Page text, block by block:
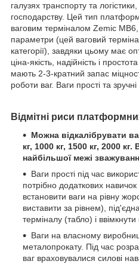
галузях транспорту та
господарству. Цей тип
ваговим терміналом Zemic
параметри (цей ваговий
категорії), завдяки цьому має
ціна-якість, надійність і
мають 2-3-кратний запас
роботи ваг. Ваги прості та зручні
Відмітні риси
Можна відкалібрувати
кг, 1000 кг, 1500 кг, 2000
найбільшої межі
Ваги прості під час
потрібно додаткових навичок
встановити ваги на рівну
виставити за рівнем),
терміналу (табло) і
Ваги на власному
металопрокату. Під час
ваг враховувалися силові